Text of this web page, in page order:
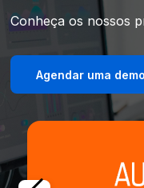
Conheça os nossos
Agendar uma